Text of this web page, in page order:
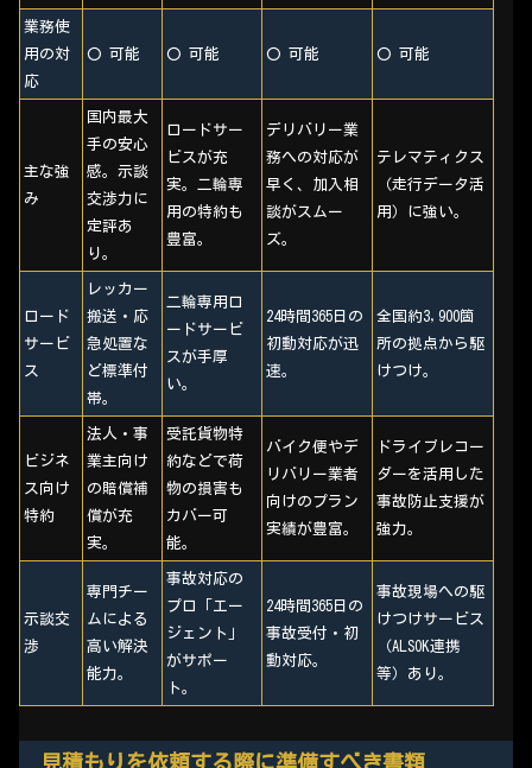
業務使
用の対
応
〇 可能 〇 可能 〇 可能 〇 可能
主な強
み
国内最大
手の安心
感。示談
交渉力に
定評あ
り。
ロードサー
ビスが充
実。二輪専
用の特約も
豊富。
デリバリー業
務への対応が
早く、加入相
談がスムー
ズ。
テレマティクス
（走行データ活
用）に強い。
ロード
サービ
ス
レッカー
搬送・応
急処置な
ど標準付
帯。
二輪専用ロ
ードサービ
スが手厚
い。
24時間365日の
初動対応が迅
速。
全国約3,900箇
所の拠点から駆
けつけ。
ビジネ
ス向け
特約
法人・事
業主向け
の賠償補
償が充
実。
受託貨物特
約などで荷
物の損害も
カバー可
能。
バイク便やデ
リバリー業者
向けのプラン
実績が豊富。
ドライブレコー
ダーを活用した
事故防止支援が
強力。
示談交
渉
専門チー
ムによる
高い解決
能力。
事故対応の
プロ「エー
ジェント」
がサポー
ト。
24時間365日の
事故受付・初
動対応。
事故現場への駆
けつけサービス
（ALSOK連携
等）あり。
見積もりを依頼する際に準備すべき書類